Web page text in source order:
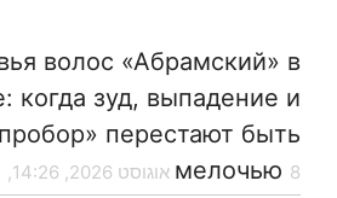
волос «Абрaмский» в
когда зуд, выпадение и
перестают быть
мелочью 8 אוגוסט 2026, 14:26,